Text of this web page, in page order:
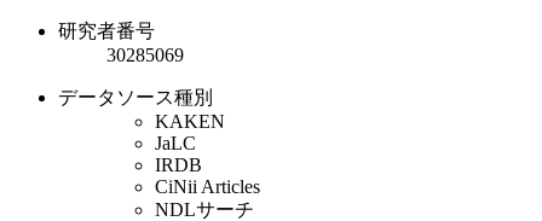
研究者番号
30285069
データソース種別
KAKEN
JaLC
IRDB
CiNii Articles
NDLサーチ